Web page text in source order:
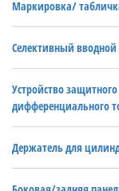
Маркировка/
Селективный
Устройство
дифференциального
Держатель для